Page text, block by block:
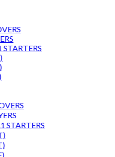
STARTERS
STARTERS